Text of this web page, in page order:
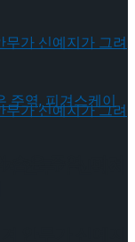
안무가 신예지
안무가 신예지
은 주역, 피겨